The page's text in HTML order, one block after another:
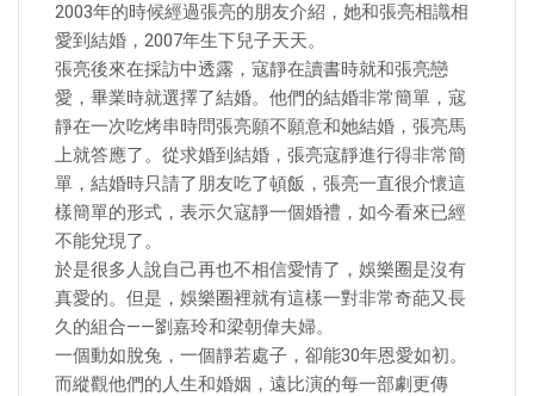
2003年的時候經過張亮的朋友介紹，她和張亮相識相
愛到結婚，2007年生下兒子天天。
張亮後來在採訪中透露，寇靜在讀書時就和張亮戀
愛，畢業時就選擇了結婚。他們的結婚非常簡單，寇
靜在一次吃烤串時問張亮願不願意和她結婚，張亮馬
上就答應了。從求婚到結婚，張亮寇靜進行得非常簡
單，結婚時只請了朋友吃了頓飯，張亮一直很介懷這
樣簡單的形式，表示欠寇靜一個婚禮，如今看來已經
不能兌現了。
於是很多人說自己再也不相信愛情了，娛樂圈是沒有
真愛的。但是，娛樂圈裡就有這樣一對非常奇葩又長
久的組合——劉嘉玲和梁朝偉夫婦。
一個動如脫兔，一個靜若處子，卻能30年恩愛如初。
而縱觀他們的人生和婚姻，遠比演的每一部劇更傳